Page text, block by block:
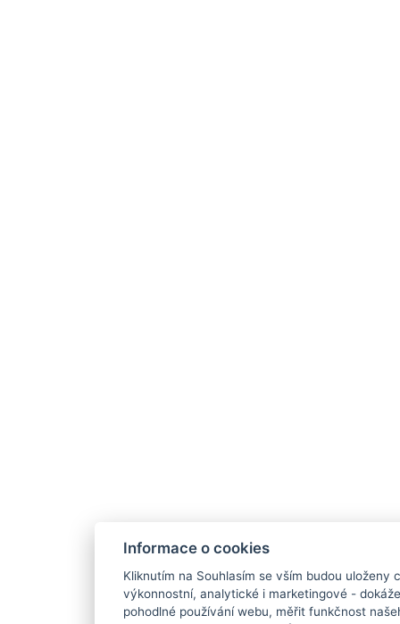
Informace o cookies
Kliknutím na Souhlasím se vším budou uloženy
výkonnostní, analytické i marketingové -
pohodlné používání webu, měřit funkčnost